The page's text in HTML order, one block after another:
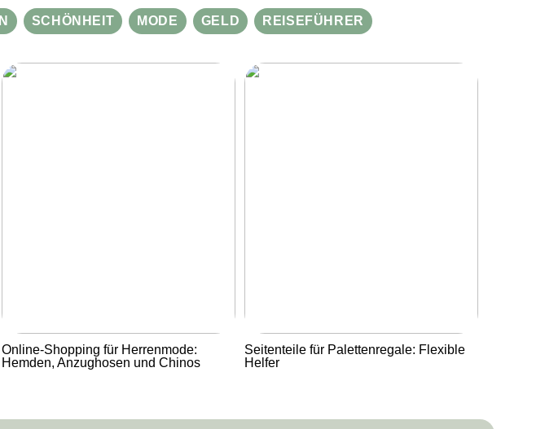
SCHÖNHEIT MODE GELD REISEFÜHRER
Online-Shopping für Herrenmode:
Hemden, Anzughosen und Chinos
Seitenteile für Palettenregale: Flexible
Helfer